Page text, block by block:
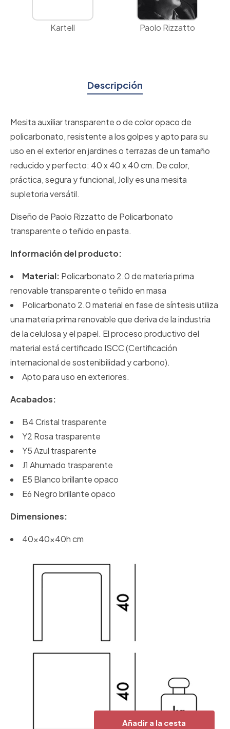
Añadir a la cesta
Kartell Paolo Rizzatto
Descripción
Mesita auxiliar transparente o de color opaco de
policarbonato, resistente a los golpes y apto para su
uso en el exterior en jardines o terrazas de un tamaño
reducido y perfecto: 40 x 40 x 40 cm. De color,
práctica, segura y funcional, Jolly es una mesita
supletoria versátil.
Diseño de Paolo Rizzatto de Policarbonato
transparente o teñido en pasta.
Información del producto:
Material: Policarbonato 2.0 de materia prima
renovable transparente o teñido en masa
Policarbonato 2.0 material en fase de síntesis utiliza
una materia prima renovable que deriva de la industria
de la celulosa y el papel. El proceso productivo del
material está certificado ISCC (Certificación
internacional de sostenibilidad y carbono).
Apto para uso en exteriores.
Acabados:
B4 Cristal trasparente
Y2 Rosa trasparente
Y5 Azul trasparente
J1 Ahumado trasparente
E5 Blanco brillante opaco
E6 Negro brillante opaco
Dimensiones:
40x40x40h cm